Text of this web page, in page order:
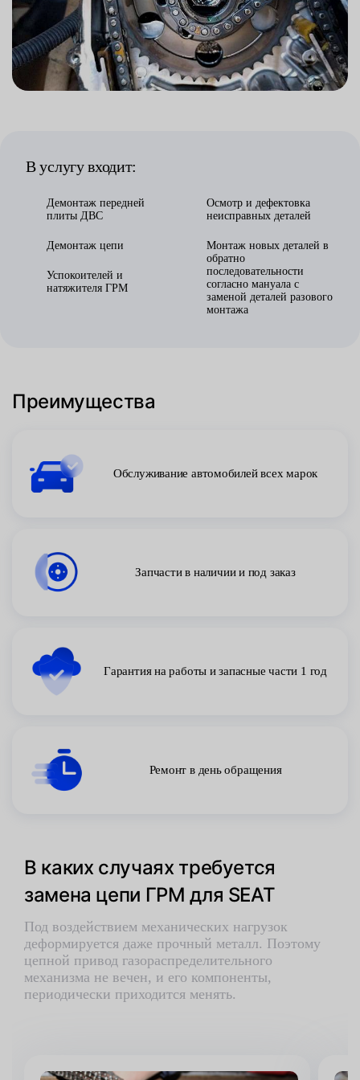
В услугу входит:
Демонтаж передней
плиты ДВС
Демонтаж цепи
Успокоителей и
натяжителя ГРМ
Осмотр и дефектовка
неисправных деталей
Монтаж новых деталей в
обратно
последовательности
согласно мануала с
заменой деталей разового
монтажа
Преимущества
Обслуживание автомобилей всех марок
Запчасти в наличии и под заказ
Гарантия на работы и запасные части 1 год
Ремонт в день обращения
В каких случаях требуется
замена цепи ГРМ для SEAT
Под воздействием механических нагрузок
деформируется даже прочный металл. Поэтому
цепной привод газораспределительного
механизма не вечен, и его компоненты,
периодически приходится менять.